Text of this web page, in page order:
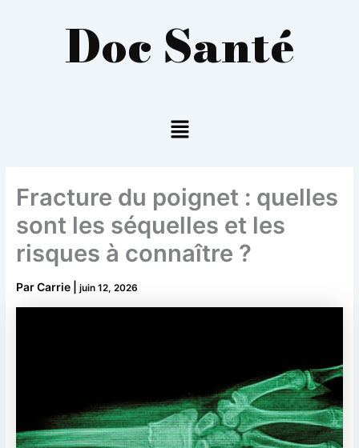
Doc Santé
Menu
Fracture du poignet : quelles
sont les séquelles et les
risques à connaître ?
ParCarrie juin 12, 2026